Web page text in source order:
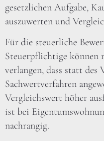
gesetzlichen Aufgabe,
auszuwerten und
Für die steuerliche
Steuerpflichtige können
verlangen, dass statt des
Sachwertverfahren
Vergleichswert höher
ist bei
nachrangig.